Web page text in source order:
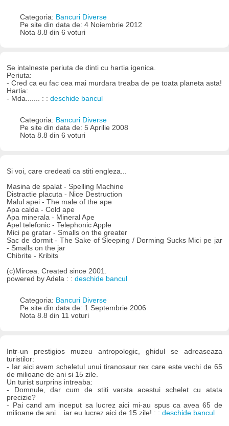
Categoria: Bancuri Diverse
Pe site din data de: 4 Noiembrie 2012
Nota 8.8 din 6 voturi
Se intalneste periuta de dinti cu hartia igenica.
Periuta:
- Cred ca eu fac cea mai murdara treaba de pe toata planeta asta!
Hartia:
- Mda....... : :deschide bancul
Categoria: Bancuri Diverse
Pe site din data de: 5 Aprilie 2008
Nota 8.8 din 6 voturi
Si voi, care credeati ca stiti engleza...
Masina de spalat - Spelling Machine
Distractie placuta - Nice Destruction
Malul apei - The male of the ape
Apa calda - Cold ape
Apa minerala - Mineral Ape
Apel telefonic - Telephonic Apple
Mici pe gratar - Smalls on the greater
Sac de dormit - The Sake of Sleeping / Dorming Sucks Mici pe jar
- Smalls on the jar
Chibrite - Kribits
(c)Mircea. Created since 2001.
powered by Adela : :deschide bancul
Categoria: Bancuri Diverse
Pe site din data de: 1 Septembrie 2006
Nota 8.8 din 11 voturi
Intr-un prestigios muzeu antropologic, ghidul se adreaseaza
turistilor:
- Iar aici avem scheletul unui tiranosaur rex care este vechi de 65
de milioane de ani si 15 zile.
Un turist surprins intreaba:
- Domnule, dar cum de stiti varsta acestui schelet cu atata
precizie?
- Pai cand am inceput sa lucrez aici mi-au spus ca avea 65 de
milioane de ani... iar eu lucrez aici de 15 zile! : :deschide bancul